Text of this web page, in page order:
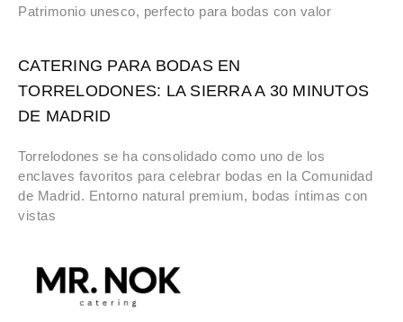
Patrimonio unesco, perfecto para bodas con valor
CATERING PARA BODAS EN
TORRELODONES: LA SIERRA A 30 MINUTOS
DE MADRID
Torrelodones se ha consolidado como uno de los
enclaves favoritos para celebrar bodas en la Comunidad
de Madrid. Entorno natural premium, bodas íntimas con
vistas